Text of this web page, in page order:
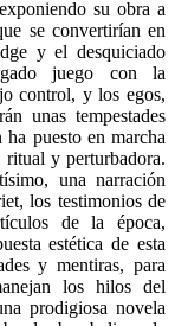
su obra a
se convertirían en
y el desquiciado
juego con la
control, y los egos,
unas tempestades
puesto en marcha
ritual y perturbadora.
una narración
los testimonios de
de la época,
estética de esta
y mentiras, para
los hilos del
prodigiosa novela